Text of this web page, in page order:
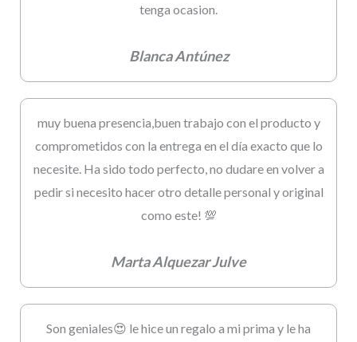
tenga ocasion.
Blanca Antúnez
muy buena presencia,buen trabajo con el producto y
comprometidos con la entrega en el día exacto que lo
necesite. Ha sido todo perfecto, no dudare en volver a
pedir si necesito hacer otro detalle personal y original
como este! 💯
Marta Alquezar Julve
Son geniales😍 le hice un regalo a mi prima y le ha